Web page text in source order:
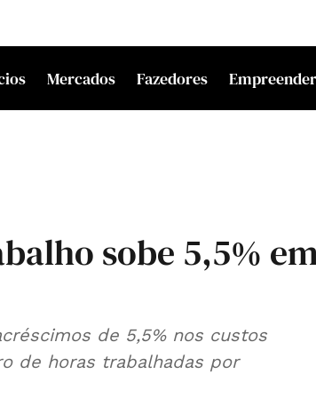
Mercados Fazedores Empreender
sobe 5,5%
de 5,5% nos custos
de horas trabalhadas por